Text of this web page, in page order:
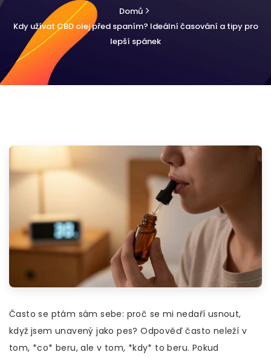
Domů
Kdy užívat CBD olej před spaním? Ideální časování a tipy pro
lepší spánek
Často se ptám sám sebe: proč se mi nedaří usnout,
když jsem unavený jako pes? Odpověď často neleží v
tom, *co* beru, ale v tom, *kdy* to beru. Pokud